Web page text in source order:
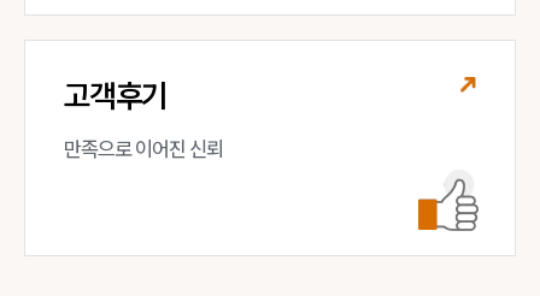
고객후기
만족으로 이어진 신뢰